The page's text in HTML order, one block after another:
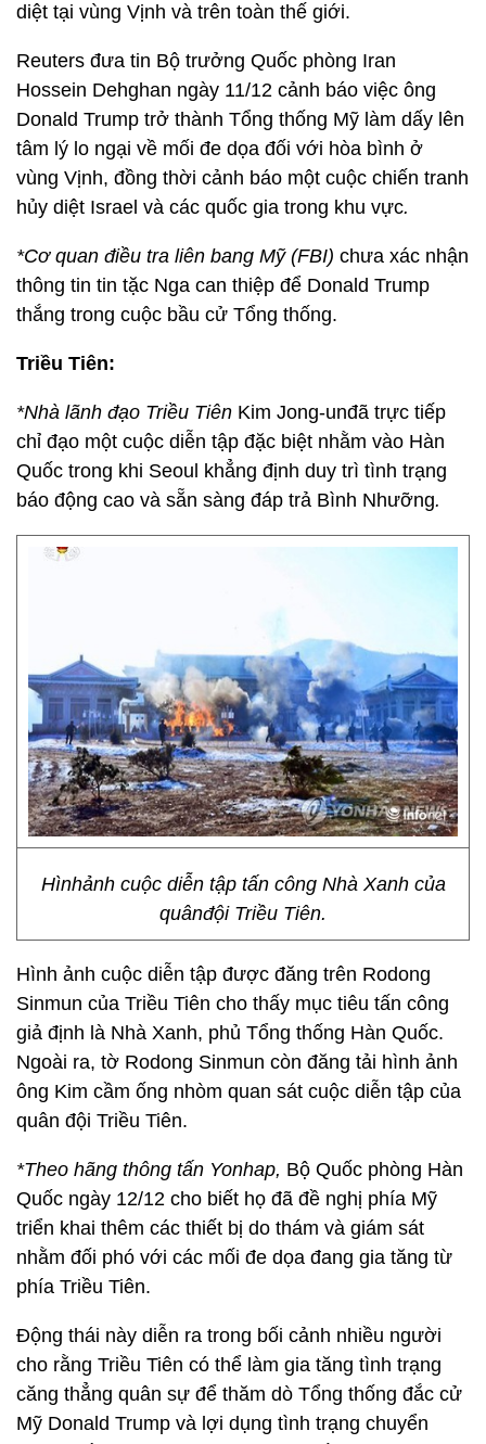
diệt tại vùng Vịnh và trên toàn thế giới.
Reuters đưa tin Bộ trưởng Quốc phòng Iran
Hossein Dehghan ngày 11/12 cảnh báo việc ông
Donald Trump trở thành Tổng thống Mỹ làm dấy lên
tâm lý lo ngại về mối đe dọa đối với hòa bình ở
vùng Vịnh, đồng thời cảnh báo một cuộc chiến tranh
hủy diệt Israel và các quốc gia trong khu vực.
*Cơ quan điều tra liên bang Mỹ (FBI) chưa xác nhận
thông tin tin tặc Nga can thiệp để Donald Trump
thắng trong cuộc bầu cử Tổng thống.
Triều Tiên:
*Nhà lãnh đạo Triều Tiên Kim Jong-unđã trực tiếp
chỉ đạo một cuộc diễn tập đặc biệt nhằm vào Hàn
Quốc trong khi Seoul khẳng định duy trì tình trạng
báo động cao và sẵn sàng đáp trả Bình Nhưỡng.
Hìnhảnh cuộc diễn tập tấn công Nhà Xanh của
quânđội Triều Tiên.
Hình ảnh cuộc diễn tập được đăng trên Rodong
Sinmun của Triều Tiên cho thấy mục tiêu tấn công
giả định là Nhà Xanh, phủ Tổng thống Hàn Quốc.
Ngoài ra, tờ Rodong Sinmun còn đăng tải hình ảnh
ông Kim cầm ống nhòm quan sát cuộc diễn tập của
quân đội Triều Tiên.
*Theo hãng thông tấn Yonhap, Bộ Quốc phòng Hàn
Quốc ngày 12/12 cho biết họ đã đề nghị phía Mỹ
triển khai thêm các thiết bị do thám và giám sát
nhằm đối phó với các mối đe dọa đang gia tăng từ
phía Triều Tiên.
Động thái này diễn ra trong bối cảnh nhiều người
cho rằng Triều Tiên có thể làm gia tăng tình trạng
căng thẳng quân sự để thăm dò Tổng thống đắc cử
Mỹ Donald Trump và lợi dụng tình trạng chuyển